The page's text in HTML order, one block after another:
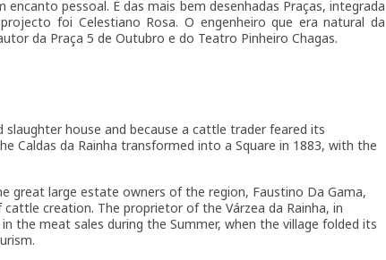
pessoal. É das mais bem desenhadas Praças, integrada
foi Celestiano Rosa. O engenheiro que era natural da
da Praça 5 de Outubro e do Teatro Pinheiro Chagas.
house and because a cattle trader feared its
Caldas da Rainha transformed into a Square in 1883, with the
great large estate owners of the region, Faustino Da Gama,
creation. The proprietor of the Várzea da Rainha, in
the meat sales during the Summer, when the village folded its